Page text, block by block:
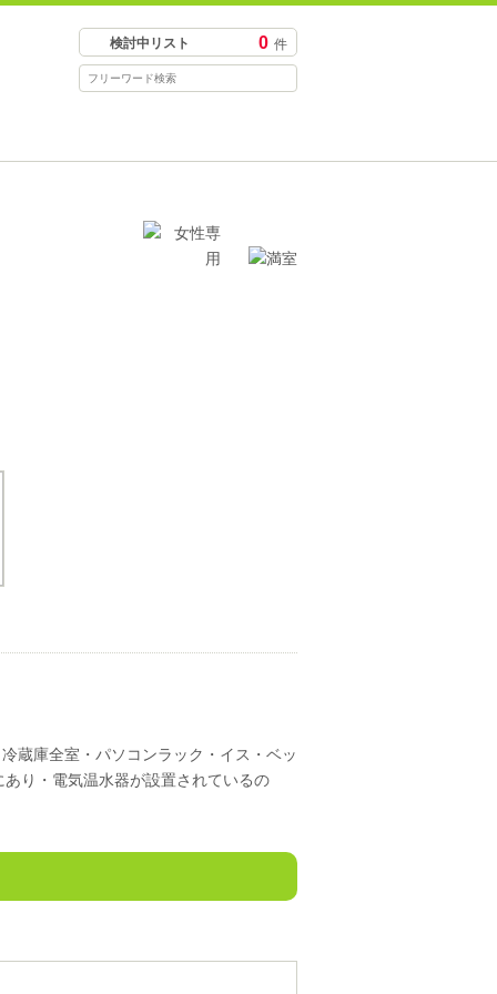
検討中リスト 0 件
蔵庫全室・パソコンラック・イス・ベッ
り・電気温水器が設置されているの